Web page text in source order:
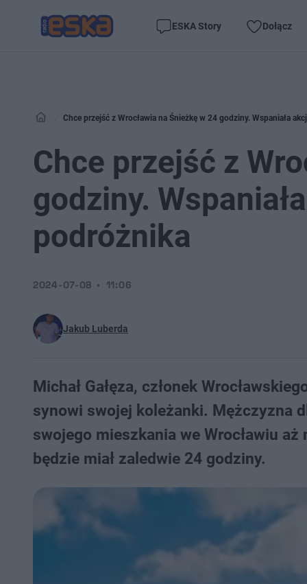
ESKA Story Dołącz
Chce przejść z Wrocławia na Śnieżkę w 24 godziny. Wspaniała
Chce przejść z
godziny.
podróżnika
Jakub Luberda
2024-07-08 11:06
Michał Gałęza, członek
synowi swojej koleżanki. Mężczyzna
swojego mieszkania we Wrocławiu
będzie miał zaledwie 24 godziny.